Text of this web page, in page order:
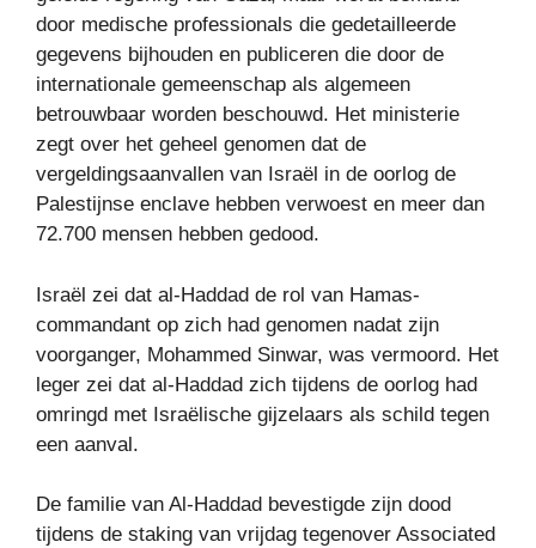
door medische professionals die gedetailleerde
gegevens bijhouden en publiceren die door de
internationale gemeenschap als algemeen
betrouwbaar worden beschouwd. Het ministerie
zegt over het geheel genomen dat de
vergeldingsaanvallen van Israël in de oorlog de
Palestijnse enclave hebben verwoest en meer dan
72.700 mensen hebben gedood.
Israël zei dat al-Haddad de rol van Hamas-
commandant op zich had genomen nadat zijn
voorganger, Mohammed Sinwar, was vermoord. Het
leger zei dat al-Haddad zich tijdens de oorlog had
omringd met Israëlische gijzelaars als schild tegen
een aanval.
De familie van Al-Haddad bevestigde zijn dood
tijdens de staking van vrijdag tegenover Associated